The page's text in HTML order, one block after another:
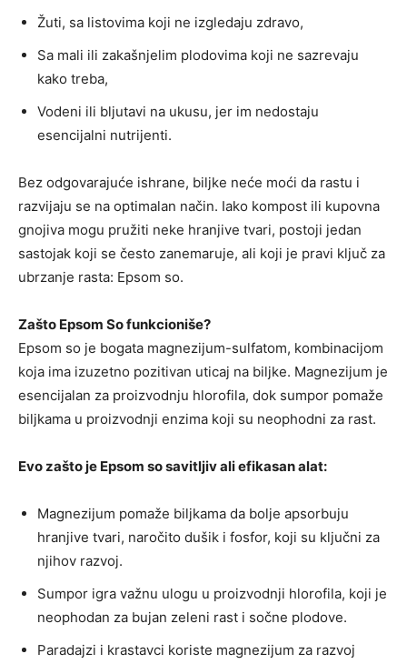
Žuti, sa listovima koji ne izgledaju zdravo,
Sa mali ili zakašnjelim plodovima koji ne sazrevaju
kako treba,
Vodeni ili bljutavi na ukusu, jer im nedostaju
esencijalni nutrijenti.
Bez odgovarajuće ishrane, biljke neće moći da rastu i
razvijaju se na optimalan način. Iako kompost ili kupovna
gnojiva mogu pružiti neke hranjive tvari, postoji jedan
sastojak koji se često zanemaruje, ali koji je pravi ključ za
ubrzanje rasta: Epsom so.
Zašto Epsom So funkcioniše?
Epsom so je bogata magnezijum-sulfatom, kombinacijom
koja ima izuzetno pozitivan uticaj na biljke. Magnezijum je
esencijalan za proizvodnju hlorofila, dok sumpor pomaže
biljkama u proizvodnji enzima koji su neophodni za rast.
Evo zašto je Epsom so savitljiv ali efikasan alat:
Magnezijum pomaže biljkama da bolje apsorbuju
hranjive tvari, naročito dušik i fosfor, koji su ključni za
njihov razvoj.
Sumpor igra važnu ulogu u proizvodnji hlorofila, koji je
neophodan za bujan zeleni rast i sočne plodove.
Paradajzi i krastavci koriste magnezijum za razvoj